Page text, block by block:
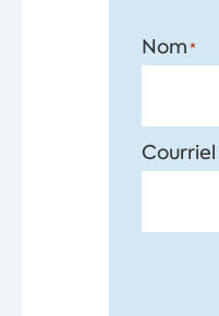
Nom*
Courriel